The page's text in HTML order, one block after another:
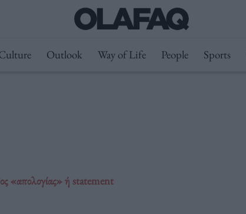
Outlook Way of Life People Sports
«απολογίας» ή statement